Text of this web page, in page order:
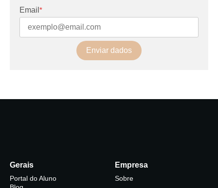
Email *
Enviar dados
Gerais
Portal do Aluno
Empresa
Sobre